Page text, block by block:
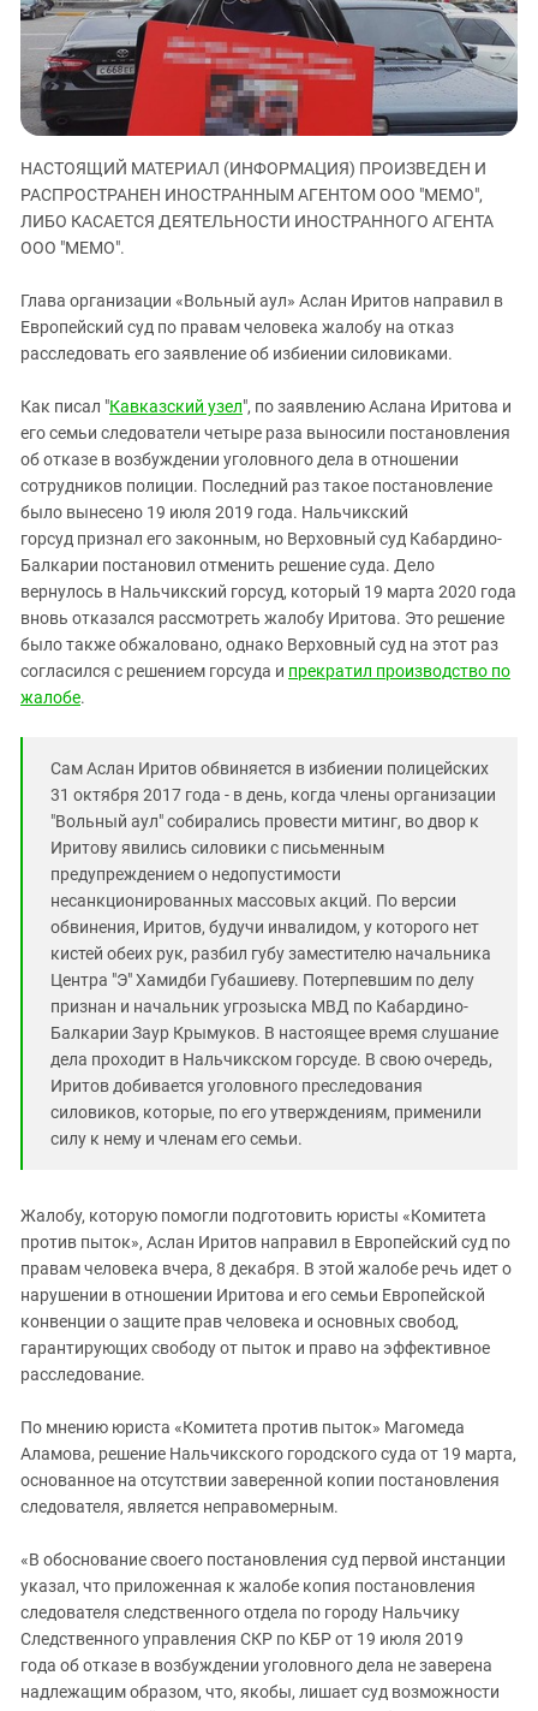
ЗАСТАВЛЯЕТ
КАВКАЗ ЗА ПАЛЕСТИНУ
ИНАКОМЫСЛИЕ В ЧЕЧНЕ
ПРЕСЛЕДОВАНИЕ АКТИВИСТОВ
МОБИЛИЗАЦИЯ И ПРОТЕСТЫ
Дагестан
Ингушетия
Кабардино-Балкария
Калмыкия
Карачаево-Черкесия
Краснодарский край
Нагорный Карабах
Ростовская область
Северная Осетия - Алания
Ставропольский край
Чечня
Южная Осетия
Южный Кавказ
ЮФО
НАСТОЯЩИЙ МАТЕРИАЛ (ИНФОРМАЦИЯ) ПРОИЗВЕДЕН И
РАСПРОСТРАНЕН ИНОСТРАННЫМ АГЕНТОМ ООО "МЕМО",
ЛИБО КАСАЕТСЯ ДЕЯТЕЛЬНОСТИ ИНОСТРАННОГО АГЕНТА
ООО "МЕМО".
Глава организации «Вольный аул» Аслан Иритов направил в
Европейский суд по правам человека жалобу на отказ
расследовать его заявление об избиении силовиками.
Как писал "Кавказский узел", по заявлению Аслана Иритова и
его семьи следователи четыре раза выносили постановления
об отказе в возбуждении уголовного дела в отношении
сотрудников полиции. Последний раз такое постановление
было вынесено 19 июля 2019 года. Нальчикский
горсуд признал его законным, но Верховный суд Кабардино-
Балкарии постановил отменить решение суда. Дело
вернулось в Нальчикский горсуд, который 19 марта 2020 года
вновь отказался рассмотреть жалобу Иритова. Это решение
было также обжаловано, однако Верховный суд на этот раз
согласился с решением горсуда и прекратил производство по
жалобе.
Сам Аслан Иритов обвиняется в избиении полицейских
31 октября 2017 года - в день, когда члены организации
"Вольный аул" собирались провести митинг, во двор к
Иритову явились силовики с письменным
предупреждением о недопустимости
несанкционированных массовых акций. По версии
обвинения, Иритов, будучи инвалидом, у которого нет
кистей обеих рук, разбил губу заместителю начальника
Центра "Э" Хамидби Губашиеву. Потерпевшим по делу
признан и начальник угрозыска МВД по Кабардино-
Балкарии Заур Крымуков. В настоящее время слушание
дела проходит в Нальчикском горсуде. В свою очередь,
Иритов добивается уголовного преследования
силовиков, которые, по его утверждениям, применили
силу к нему и членам его семьи.
Жалобу, которую помогли подготовить юристы «Комитета
против пыток», Аслан Иритов направил в Европейский суд по
правам человека вчера, 8 декабря. В этой жалобе речь идет о
нарушении в отношении Иритова и его семьи Европейской
конвенции о защите прав человека и основных свобод,
гарантирующих свободу от пыток и право на эффективное
расследование.
По мнению юриста «Комитета против пыток» Магомеда
Аламова, решение Нальчикского городского суда от 19 марта,
основанное на отсутствии заверенной копии постановления
следователя, является неправомерным.
«В обоснование своего постановления суд первой инстанции
указал, что приложенная к жалобе копия постановления
следователя следственного отдела по городу Нальчику
Следственного управления СКР по КБР от 19 июля 2019
года об отказе в возбуждении уголовного дела не заверена
надлежащим образом, что, якобы, лишает суд возможности